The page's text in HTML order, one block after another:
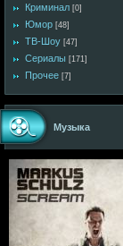
Криминал [0]
Юмор [48]
ТВ-Шоу [47]
Сериалы [171]
Прочее [7]
Музыка